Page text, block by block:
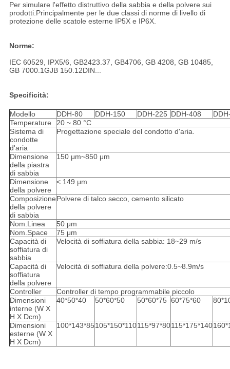
Per simulare l'effetto distruttivo della sabbia e della polvere sui
prodotti.Principalmente per le due classi di norme di livello di
protezione delle scatole esterne IP5X e IP6X.
Norme:
IEC 60529, IPX5/6, GB2423.37, GB4706, GB 4208, GB 10485,
GB 7000.1GJB 150.12DIN...
Specificità:
Modello DDH-80 DDH-150 DDH-225 DDH-408
Temperature
20 ~ 80 °C
Sistema di
condotte
d'aria
Progettazione speciale del condotto d'aria.
Dimensione
della piastra
di sabbia
150 μm~850 μm
Dimensione
della polvere
< 149 μm
Composizione
della polvere
di sabbia
Polvere di talco secco, cemento silicato
Nom.Linea
50 μm
Nom.Space
75 μm
Capacità di
soffiatura di
sabbia
Velocità di soffiatura della sabbia: 18~29 m/s
Capacità di
soffiatura
della polvere
Velocità di soffiatura della polvere:0.5~8.9m/s
Controller
Controller di tempo programmabile piccolo
Dimensioni
interne (W X
H X Dcm)
40*50*40 50*60*50 50*60*75 60*75*60
Dimensioni
esterne (W X
H X Dcm)
100*143*85105*150*110115*97*80115*175*140